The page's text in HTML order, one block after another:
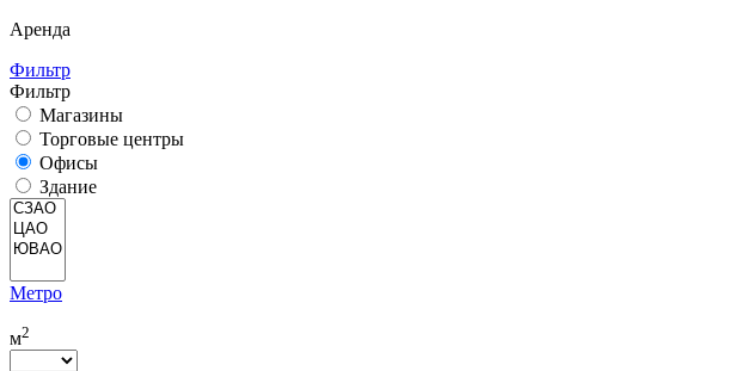
Аренда
Фильтр
Фильтр
Магазины
Торговые центры
Офисы
Здание
Метро
м2